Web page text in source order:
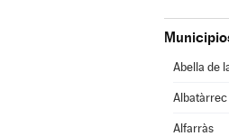
Abella de
Albatàrrec
Alfarràs